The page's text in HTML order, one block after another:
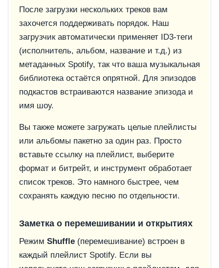
После загрузки нескольких треков вам
захочется поддерживать порядок. Наш
загрузчик автоматически применяет ID3-теги
(исполнитель, альбом, название и т.д.) из
метаданных Spotify, так что ваша музыкальная
библиотека остаётся опрятной. Для эпизодов
подкастов встраиваются название эпизода и
имя шоу.
Вы также можете загружать целые плейлисты
или альбомы пакетно за один раз. Просто
вставьте ссылку на плейлист, выберите
формат и битрейт, и инструмент обработает
список треков. Это намного быстрее, чем
сохранять каждую песню по отдельности.
Заметка о перемешивании и открытиях
Режим Shuffle(перемешивание) встроен в
каждый плейлист Spotify. Если вы